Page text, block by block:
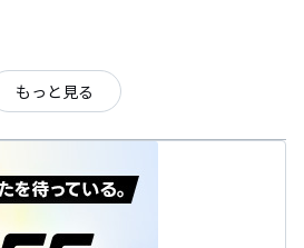
もっと見る